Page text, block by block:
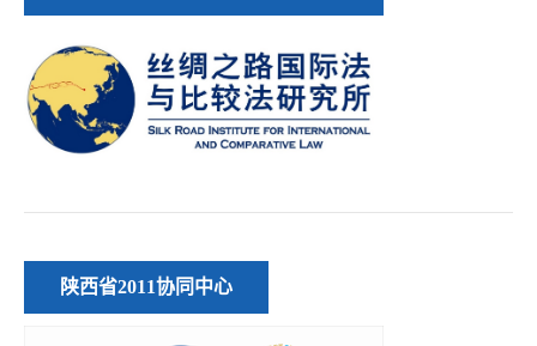
陕西省2011协同中心